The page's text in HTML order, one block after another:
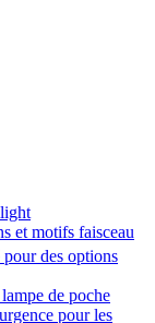
et motifs faisceau
pour des options
de poche
pour les